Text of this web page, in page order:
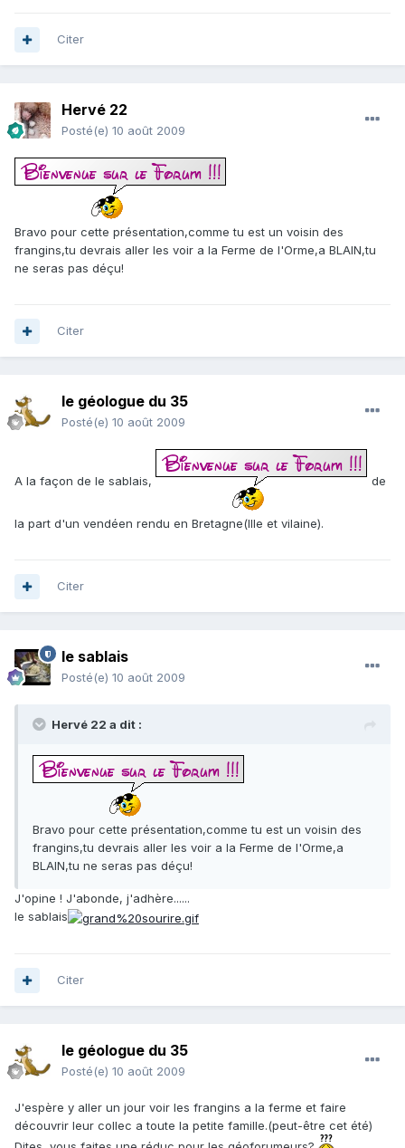
Citer
Hervé 22
Posté(e) 10 août 2009
Bravo pour cette présentation,comme tu est un voisin des
frangins,tu devrais aller les voir a la Ferme de l'Orme,a BLAIN,tu
ne seras pas déçu!
Citer
le géologue du 35
Posté(e) 10 août 2009
A la façon de le sablais, de
la part d'un vendéen rendu en Bretagne(Ille et vilaine).
Citer
le sablais
Posté(e) 10 août 2009
Hervé 22 a dit :
Bravo pour cette présentation,comme tu est un voisin des
frangins,tu devrais aller les voir a la Ferme de l'Orme,a
BLAIN,tu ne seras pas déçu!
J'opine ! J'abonde, j'adhère......
le sablais
Citer
le géologue du 35
Posté(e) 10 août 2009
J'espère y aller un jour voir les frangins a la ferme et faire
découvrir leur collec a toute la petite famille.(peut-être cet été)